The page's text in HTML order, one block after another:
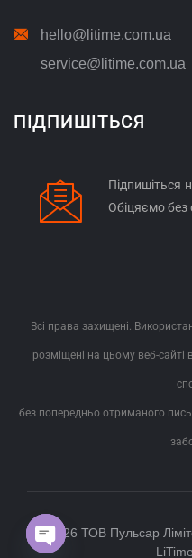
hello@litime.com.ua
service@litime.com.ua
ПІДПИШІТЬСЯ
Підпишіться
Обіцяємо без
Всі права захищені.
розміщені на цьому веб-
без попередньо отриманого
© 2026 ТОВ Пульсар
Open chaty